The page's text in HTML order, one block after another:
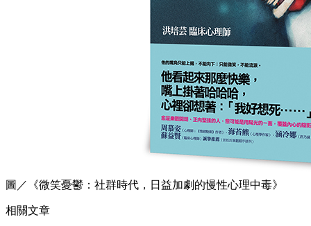
圖／《微笑憂鬱：社群時代，日益加劇的慢性心理中毒》
相關文章